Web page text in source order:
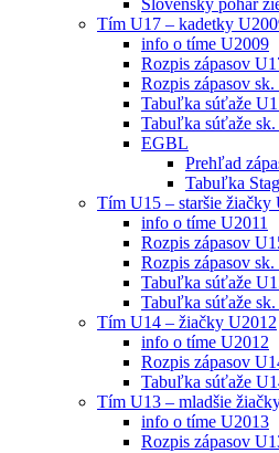
Tím U17 – kadetky
info o tíme U2009
Rozpis zápasov
Rozpis zápasov sk.
Tabuľka súťaže
Tabuľka súťaže sk.
EGBL
Prehľad
Tabuľka
Tím U15 – staršie žiačky
info o tíme U2011
Rozpis zápasov
Rozpis zápasov sk.
Tabuľka súťaže
Tabuľka súťaže sk.
Tím U14 – žiačky U2012
info o tíme U2012
Rozpis zápasov
Tabuľka súťaže
Tím U13 – mladšie
info o tíme U2013
Rozpis zápasov